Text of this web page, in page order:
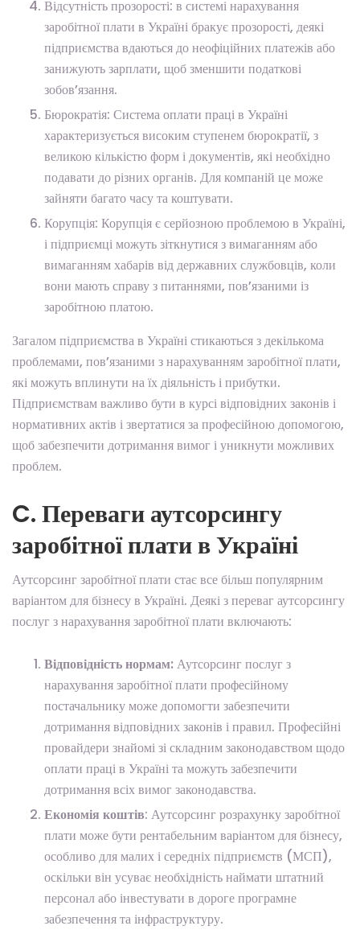
Відсутність прозорості: в системі нарахування
заробітної плати в Україні бракує прозорості, деякі
підприємства вдаються до неофіційних платежів або
занижують зарплати, щоб зменшити податкові
зобов’язання.
Бюрократія: Система оплати праці в Україні
характеризується високим ступенем бюрократії, з
великою кількістю форм і документів, які необхідно
подавати до різних органів. Для компаній це може
зайняти багато часу та коштувати.
Корупція: Корупція є серйозною проблемою в Україні,
і підприємці можуть зіткнутися з вимаганням або
вимаганням хабарів від державних службовців, коли
вони мають справу з питаннями, пов’язаними із
заробітною платою.
Загалом підприємства в Україні стикаються з декількома
проблемами, пов’язаними з нарахуванням заробітної плати,
які можуть вплинути на їх діяльність і прибутки.
Підприємствам важливо бути в курсі відповідних законів і
нормативних актів і звертатися за професійною допомогою,
щоб забезпечити дотримання вимог і уникнути можливих
проблем.
C. Переваги аутсорсингу
заробітної плати в Україні
Аутсорсинг заробітної плати стає все більш популярним
варіантом для бізнесу в Україні. Деякі з переваг аутсорсингу
послуг з нарахування заробітної плати включають:
Відповідність нормам:Аутсорсинг послуг з
нарахування заробітної плати професійному
постачальнику може допомогти забезпечити
дотримання відповідних законів і правил. Професійні
провайдери знайомі зі складним законодавством щодо
оплати праці в Україні та можуть забезпечити
дотримання всіх вимог законодавства.
Економія коштів: Аутсорсинг розрахунку заробітної
плати може бути рентабельним варіантом для бізнесу,
особливо для малих і середніх підприємств (МСП),
оскільки він усуває необхідність наймати штатний
персонал або інвестувати в дороге програмне
забезпечення та інфраструктуру.